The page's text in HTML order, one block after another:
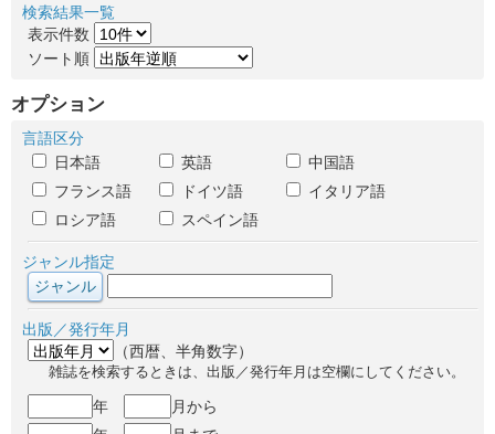
検索結果一覧
表示件数
ソート順
オプション
言語区分
日本語
英語
中国語
フランス語
ドイツ語
イタリア語
ロシア語
スペイン語
ジャンル指定
出版／発行年月
（西暦、半角数字）
雑誌を検索するときは、出版／発行年月は空欄にしてください。
年
月から